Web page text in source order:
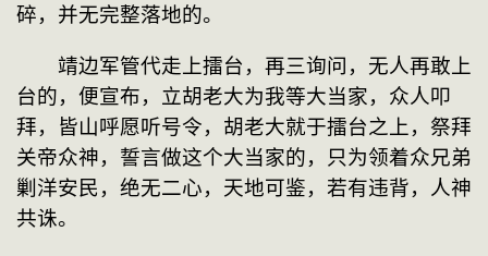
碎，并无完整落地的。
靖边军管代走上擂台，再三询问，无人再敢上
台的，便宣布，立胡老大为我等大当家，众人叩
拜，皆山呼愿听号令，胡老大就于擂台之上，祭拜
关帝众神，誓言做这个大当家的，只为领着众兄弟
剿洋安民，绝无二心，天地可鉴，若有违背，人神
共诛。